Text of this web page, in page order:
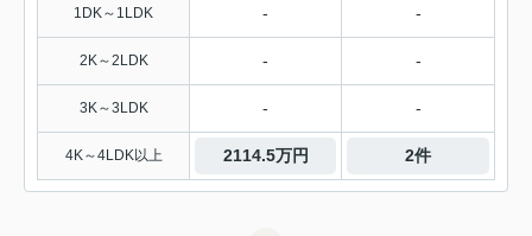
1DK～1LDK - -
2K～2LDK - -
3K～3LDK - -
4K～4LDK以上 2114.5万円 2件